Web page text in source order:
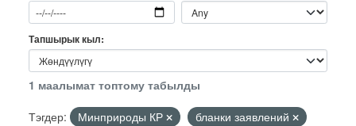
Тапшырык кыл
1 маалымат топтому табылды
Тэгдер:
Минприроды КР
бланки заявлений